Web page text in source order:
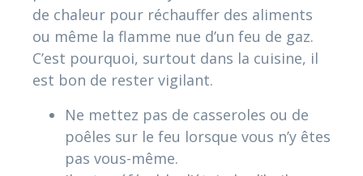
de chaleur pour réchauffer des aliments
ou même la flamme nue d’un feu de gaz.
C’est pourquoi, surtout dans la cuisine, il
est bon de rester vigilant.
Ne mettez pas de casseroles ou de
poêles sur le feu lorsque vous n’y êtes
pas vous-même.